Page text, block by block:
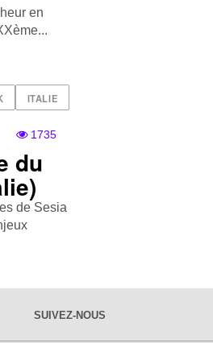
en
ITALIE
1735
du
de Sesia
SUIVEZ-NOUS